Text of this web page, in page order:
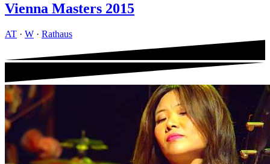
Vienna Masters 2015
AT · W · Rathaus